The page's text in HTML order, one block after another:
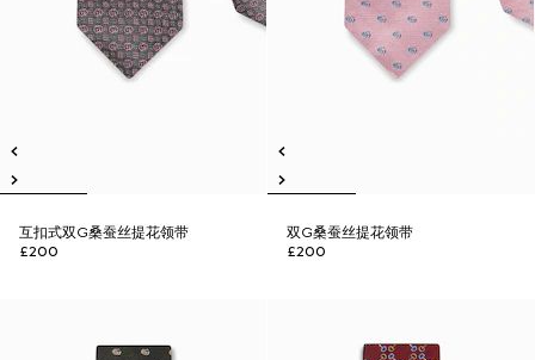
互扣式双G桑蚕丝提花领带
£200
双G桑蚕丝提花领带
£200